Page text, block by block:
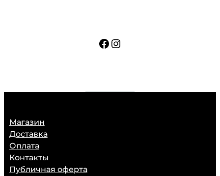
Facebook
Instagram
Магазин
Доставка
Оплата
Контакты
Публичная оферта